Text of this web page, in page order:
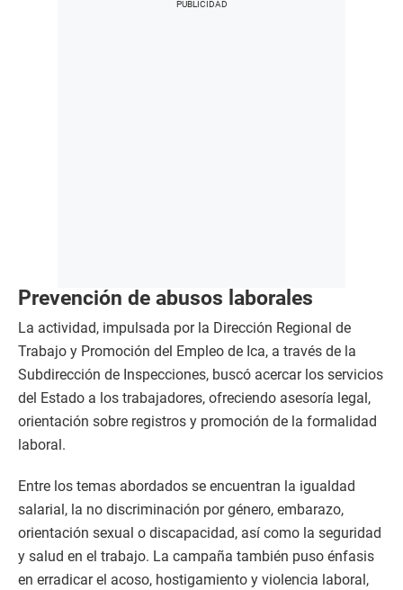
Prevención de abusos laborales
La actividad, impulsada por la Dirección Regional de
Trabajo y Promoción del Empleo de Ica, a través de la
Subdirección de Inspecciones, buscó acercar los servicios
del Estado a los trabajadores, ofreciendo asesoría legal,
orientación sobre registros y promoción de la formalidad
laboral.
Entre los temas abordados se encuentran la igualdad
salarial, la no discriminación por género, embarazo,
orientación sexual o discapacidad, así como la seguridad
y salud en el trabajo. La campaña también puso énfasis
en erradicar el acoso, hostigamiento y violencia laboral,